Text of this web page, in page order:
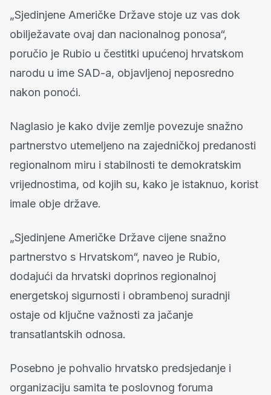
„Sjedinjene Američke Države stoje uz vas dok
obilježavate ovaj dan nacionalnog ponosa“,
poručio je Rubio u čestitki upućenoj hrvatskom
narodu u ime SAD-a, objavljenoj neposredno
nakon ponoći.
Naglasio je kako dvije zemlje povezuje snažno
partnerstvo utemeljeno na zajedničkoj predanosti
regionalnom miru i stabilnosti te demokratskim
vrijednostima, od kojih su, kako je istaknuo, korist
imale obje države.
„Sjedinjene Američke Države cijene snažno
partnerstvo s Hrvatskom“, naveo je Rubio,
dodajući da hrvatski doprinos regionalnoj
energetskoj sigurnosti i obrambenoj suradnji
ostaje od ključne važnosti za jačanje
transatlantskih odnosa.
Posebno je pohvalio hrvatsko predsjedanje i
organizaciju samita te poslovnog foruma